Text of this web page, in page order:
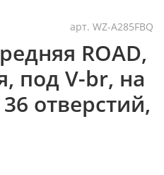
арт. WZ-A285FBQ
ROAD,
под V-br, на
отверстий,